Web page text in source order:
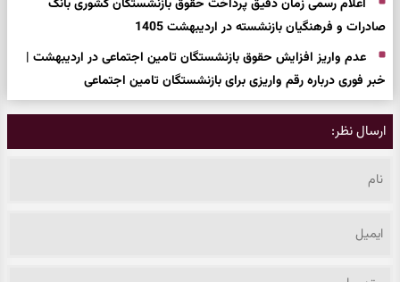
اعلام رسمی زمان دقیق پرداخت حقوق بازنشستگان کشوری بانک
صادرات و فرهنگیان بازنشسته در اردیبهشت 1405
عدم واریز افزایش حقوق بازنشستگان تامین اجتماعی در اردیبهشت |
خبر فوری درباره رقم واریزی برای بازنشستگان تامین اجتماعی
ارسال نظر: